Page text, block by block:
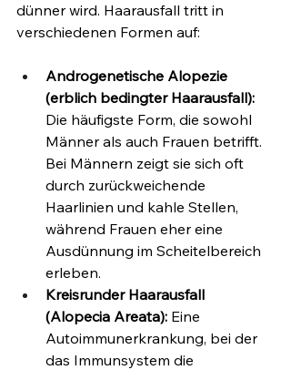
dünner wird. Haarausfall tritt in
verschiedenen Formen auf:
Androgenetische Alopezie
(erblich bedingter Haarausfall):
Die häufigste Form, die sowohl
Männer als auch Frauen betrifft.
Bei Männern zeigt sie sich oft
durch zurückweichende
Haarlinien und kahle Stellen,
während Frauen eher eine
Ausdünnung im Scheitelbereich
erleben.
Kreisrunder Haarausfall
(Alopecia Areata): Eine
Autoimmunerkrankung, bei der
das Immunsystem die